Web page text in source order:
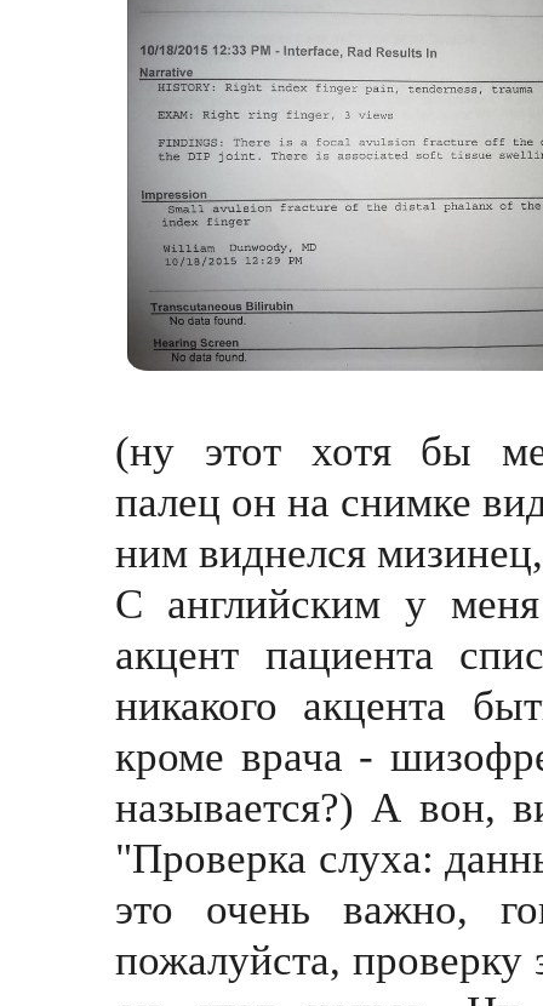
(ну этот хотя бы
палец он на снимке
ним виднелся
С английским у
акцент пациента
никакого акцента
кроме врача -
называется?) А вон,
"Проверка слуха:
это очень важно,
пожалуйста, проверку